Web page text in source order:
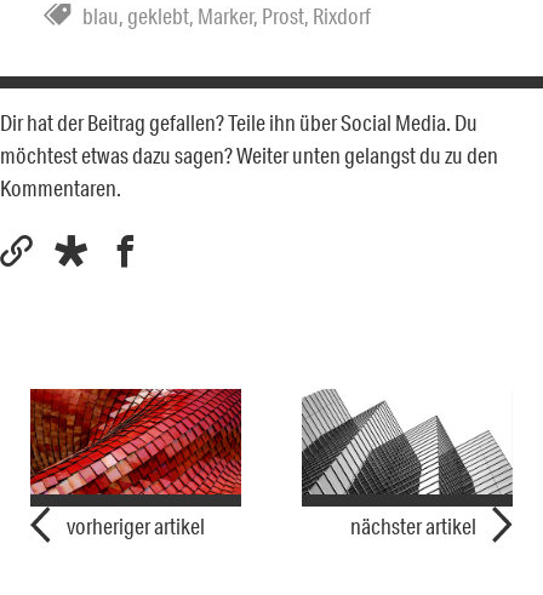
blau, geklebt, Marker, Prost, Rixdorf
Dir hat der Beitrag gefallen? Teile ihn über Social Media. Du
möchtest etwas dazu sagen? Weiter unten gelangst du zu den
Kommentaren.
vorheriger artikel nächster artikel